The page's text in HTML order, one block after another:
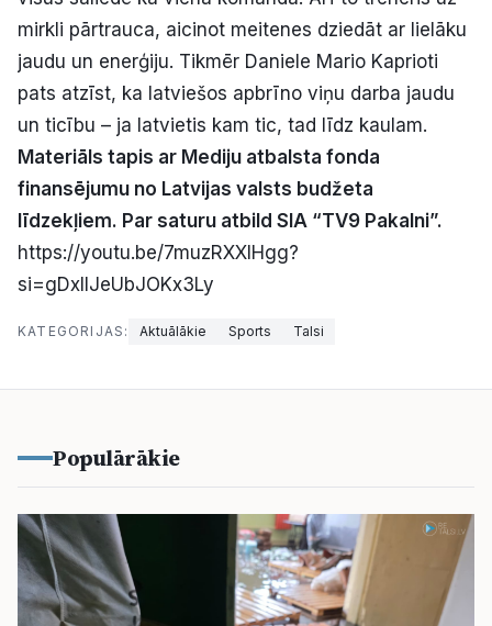
mirkli pārtrauca, aicinot meitenes dziedāt ar lielāku
jaudu un enerģiju. Tikmēr Daniele Mario Kaprioti
pats atzīst, ka latviešos apbrīno viņu darba jaudu
un ticību – ja latvietis kam tic, tad līdz kaulam.
Materiāls tapis ar Mediju atbalsta fonda
finansējumu no Latvijas valsts budžeta
līdzekļiem. Par saturu atbild SIA “TV9 Pakalni”.
https://youtu.be/7muzRXXlHgg?
si=gDxIlJeUbJOKx3Ly
KATEGORIJAS: Aktuālākie Sports Talsi
Populārākie